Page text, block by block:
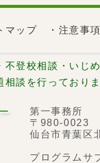
マップ ・注意事
登校相談・いじ
相談を行っており
第一事務所
〒980-0023
仙台市青葉区
プログラムサ